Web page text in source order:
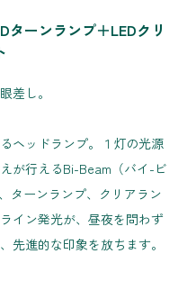
ターンランプ＋LEDクリ
差し。
ヘッドランプ。１灯の光源
が行えるBi-Beam（バイ-ビ
ターンランプ、クリアラン
イン発光が、昼夜を問わず
先進的な印象を放ちます。